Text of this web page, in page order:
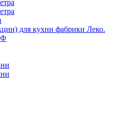
для кухни фабрики Леко.